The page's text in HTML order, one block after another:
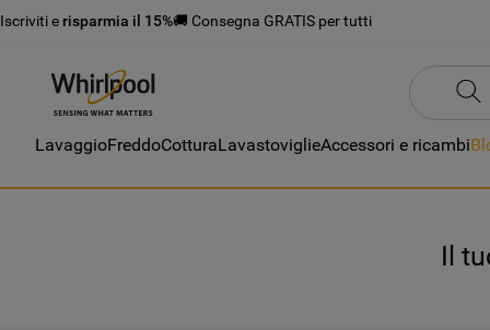
Iscriviti e risparmia il 15%🚚 Consegna GRATIS per tutti
LavaggioFreddoCotturaLavastoviglieAccessori e ricambi
Il